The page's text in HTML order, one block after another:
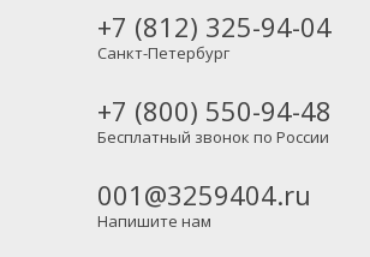
+7 (812) 325-94-04
Санкт-Петербург
+7 (800) 550-94-48
Бесплатный звонок по России
001@3259404.ru
Напишите нам